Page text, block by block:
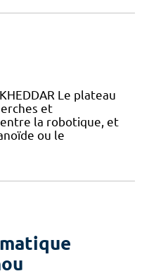
Le plateau
et
la robotique, et
ou le